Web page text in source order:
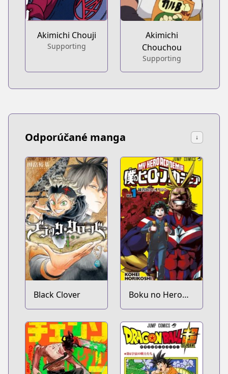
Akimichi Chouji
Supporting
Akimichi
Chouchou
Supporting
Odporúčané manga ↓
Black Clover
Boku no Hero
Academia